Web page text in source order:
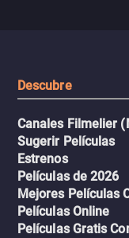
Descubre
Canales Filmelier
Sugerir Películas
Estrenos
Películas de 2026
Mejores Películas
Películas Online
Películas Gratis